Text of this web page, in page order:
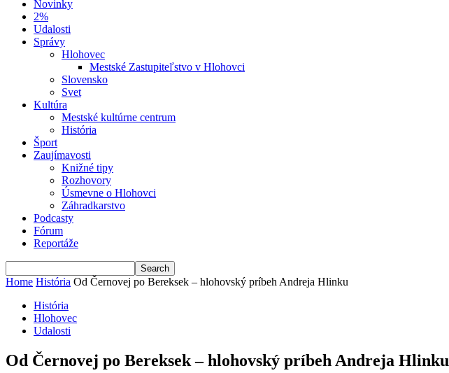
Novinky
2%
Udalosti
Správy
Hlohovec
Mestské Zastupiteľstvo v Hlohovci
Slovensko
Svet
Kultúra
Mestské kultúrne centrum
História
Šport
Zaujímavosti
Knižné tipy
Rozhovory
Úsmevne o Hlohovci
Záhradkarstvo
Podcasty
Fórum
Reportáže
Home História Od Černovej po Bereksek – hlohovský príbeh Andreja Hlinku
História
Hlohovec
Udalosti
Od Černovej po Bereksek – hlohovský príbeh Andreja Hlinku